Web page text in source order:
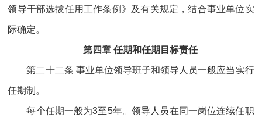
领导干部选拔任用工作条例》及有关规定，结合事业单位实
际确定。
第四章 任期和任期目标责任
第二十二条 事业单位领导班子和领导人员一般应当实行
任期制。
每个任期一般为3至5年。领导人员在同一岗位连续任职